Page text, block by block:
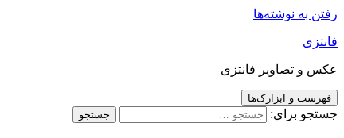
رفتن به نوشته‌ها
فانتزی
عکس و تصاویر فانتزی
فهرست و ابزارک‌ها
جستجو برای: